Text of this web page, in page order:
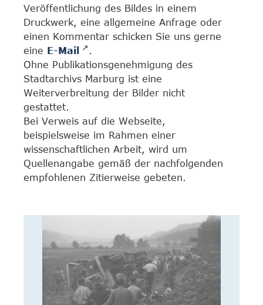
Veröffentlichung des Bildes in einem
Druckwerk, eine allgemeine Anfrage oder
einen Kommentar schicken Sie uns gerne
eine E-Mail
.
Ohne Publikationsgenehmigung des
Stadtarchivs Marburg ist eine
Weiterverbreitung der Bilder nicht
gestattet.
Bei Verweis auf die Webseite,
beispielsweise im Rahmen einer
wissenschaftlichen Arbeit, wird um
Quellenangabe gemäß der nachfolgenden
empfohlenen Zitierweise gebeten.